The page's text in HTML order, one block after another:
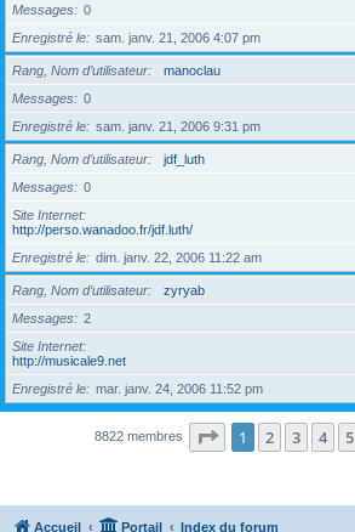
Messages
0
Enregistré le
sam. janv. 21, 2006 4:07 pm
Rang, Nom d’utilisateur
manoclau
Messages
0
Enregistré le
sam. janv. 21, 2006 9:31 pm
Rang, Nom d’utilisateur
jdf_luth
Messages
0
Site Internet
http://perso.wanadoo.fr/jdf.luth/
Enregistré le
dim. janv. 22, 2006 11:22 am
Rang, Nom d’utilisateur
zyryab
Messages
2
Site Internet
http://musicale9.net
Enregistré le
mar. janv. 24, 2006 11:52 pm
8822 membres Page 1sur177
1 2 3 4 5
Accueil Portail Index du forum